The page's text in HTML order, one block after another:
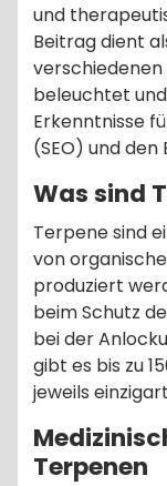
und
Beitrag dient
beleuchtet
Erkenntnisse
(SEO) und
Was sind
Terpene sind
von
produziert
beim Schutz
bei der
gibt es bis zu
jeweils
Terpenen